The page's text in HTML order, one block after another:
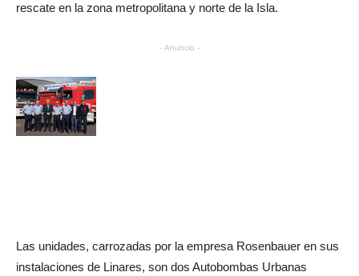
rescate en la zona metropolitana y norte de la Isla.
- Anuncio -
Las unidades, carrozadas por la empresa Rosenbauer en sus
instalaciones de Linares, son dos Autobombas Urbanas